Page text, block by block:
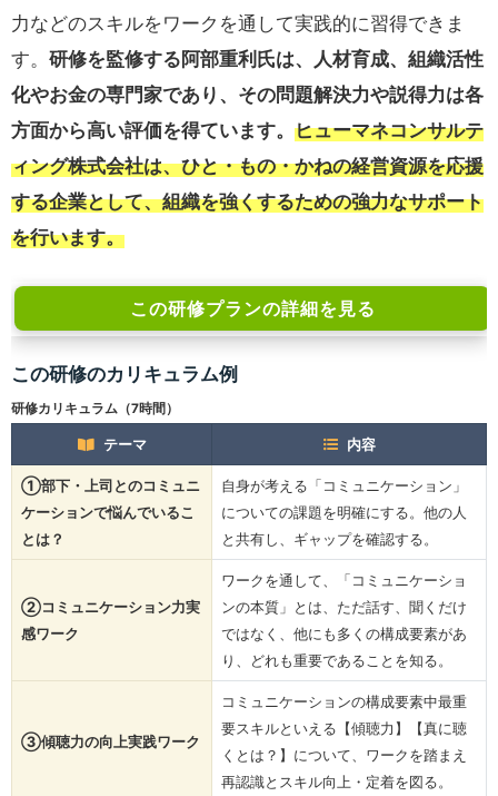
力などのスキルをワークを通して実践的に習得できま
す。 研修を監修する阿部重利氏は、人材育成、組織活性
化やお金の専門家であり、その問題解決力や説得力は各
方面から高い評価を得ています。 ヒューマネコンサルテ
ィング株式会社は、ひと・もの・かねの経営資源を応援
する企業として、組織を強くするための強力なサポート
を行います。
この研修プランの詳細を見る
この研修のカリキュラム例
研修カリキュラム（7時間）
テーマ 内容
①部下・上司とのコミュニ
ケーションで悩んでいるこ
とは？
自身が考える「コミュニケーション」
についての課題を明確にする。他の人
と共有し、ギャップを確認する。
➁コミュニケーション力実
感ワーク
ワークを通して、「コミュニケーショ
ンの本質」とは、ただ話す、聞くだけ
ではなく、他にも多くの構成要素があ
り、どれも重要であることを知る。
③傾聴力の向上実践ワーク
コミュニケーションの構成要素中最重
要スキルといえる【傾聴力】【真に聴
くとは？】について、ワークを踏まえ
再認識とスキル向上・定着を図る。